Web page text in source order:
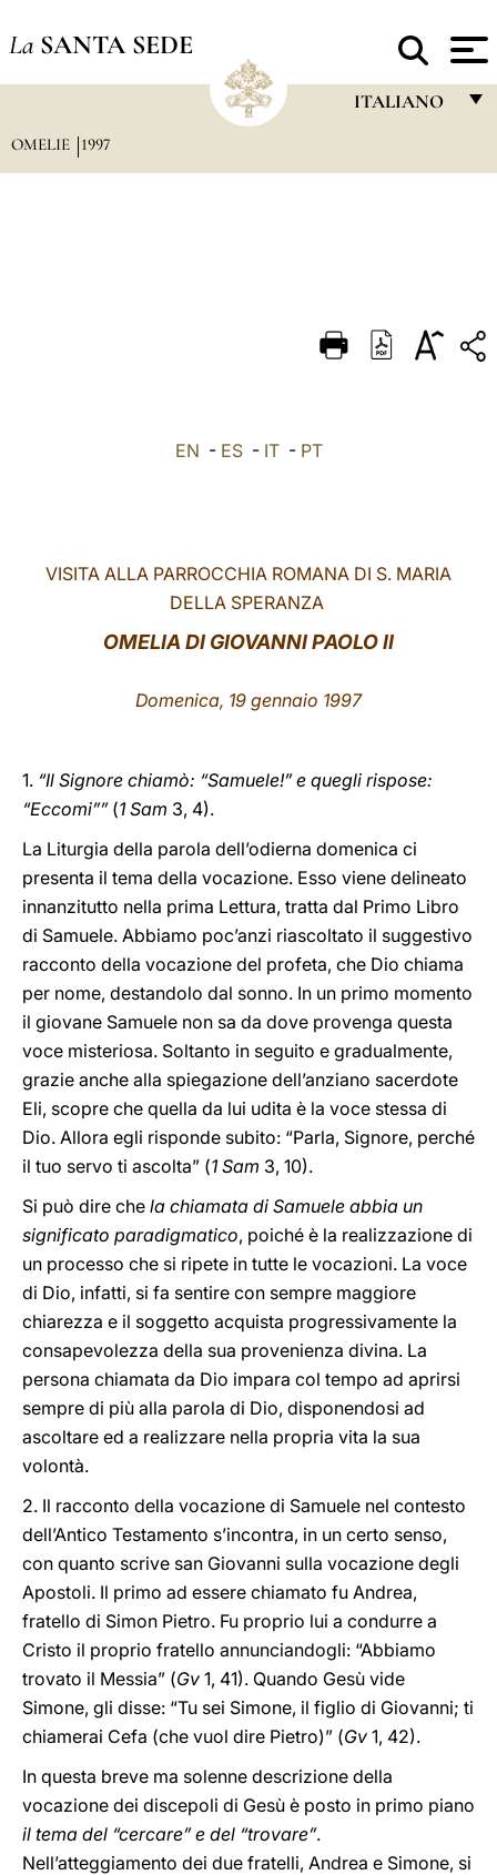
La SANTA SEDE
ITALIANO
DEUTSCH
OMELIE 1997
EN - ES- IT- PT
VISITA ALLA PARROCCHIA ROMANA DI S. MARIA
DELLA SPERANZA
OMELIA DI GIOVANNI PAOLO II
Domenica, 19 gennaio 1997
1. “Il Signore chiamò: “Samuele!” e quegli rispose:
“Eccomi”” (1 Sam 3, 4).
La Liturgia della parola dell’odierna domenica ci
presenta il tema della vocazione. Esso viene delineato
innanzitutto nella prima Lettura, tratta dal Primo Libro
di Samuele. Abbiamo poc’anzi riascoltato il suggestivo
racconto della vocazione del profeta, che Dio chiama
per nome, destandolo dal sonno. In un primo momento
il giovane Samuele non sa da dove provenga questa
voce misteriosa. Soltanto in seguito e gradualmente,
grazie anche alla spiegazione dell’anziano sacerdote
Eli, scopre che quella da lui udita è la voce stessa di
Dio. Allora egli risponde subito: “Parla, Signore, perché
il tuo servo ti ascolta” (1 Sam 3, 10).
Si può dire che la chiamata di Samuele abbia un
significato paradigmatico, poiché è la realizzazione di
un processo che si ripete in tutte le vocazioni. La voce
di Dio, infatti, si fa sentire con sempre maggiore
chiarezza e il soggetto acquista progressivamente la
consapevolezza della sua provenienza divina. La
persona chiamata da Dio impara col tempo ad aprirsi
sempre di più alla parola di Dio, disponendosi ad
ascoltare ed a realizzare nella propria vita la sua
volontà.
2. Il racconto della vocazione di Samuele nel contesto
dell’Antico Testamento s’incontra, in un certo senso,
con quanto scrive san Giovanni sulla vocazione degli
Apostoli. Il primo ad essere chiamato fu Andrea,
fratello di Simon Pietro. Fu proprio lui a condurre a
Cristo il proprio fratello annunciandogli: “Abbiamo
trovato il Messia” (Gv 1, 41). Quando Gesù vide
Simone, gli disse: “Tu sei Simone, il figlio di Giovanni; ti
chiamerai Cefa (che vuol dire Pietro)” (Gv 1, 42).
In questa breve ma solenne descrizione della
vocazione dei discepoli di Gesù è posto in primo piano
il tema del “cercare” e del “trovare”.
Nell’atteggiamento dei due fratelli, Andrea e Simone, si